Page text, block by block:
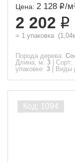
Цена: 2 128 /м
2 202
= 1 упаковка (1,04
Порода дерева:
Длина, м: 3 Сорт:
упаковке: 3 Виды